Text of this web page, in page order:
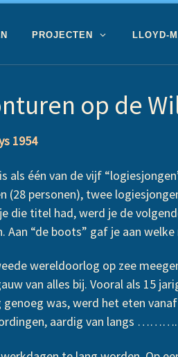
PROJECTEN LLOYD-
op de
1954
één van de vijf
personen), twee
die titel had, werd je de
“de boots” gaf je aan
wereldoorlog op zee
van alles bij. Vooral als 15
was, werd het eten
aardig van langs ……….